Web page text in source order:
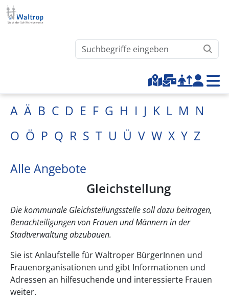
Direkt zum Inhalt
Waltrop.de durchsuchen
Top-Menu
A Ä B C D E F G H I J K L M N
O Ö P Q R S T U Ü V W X Y Z
Alle Angebote
Gleichstellung
Die kommunale Gleichstellungsstelle soll dazu beitragen,
Benachteiligungen von Frauen und Männern in der
Stadtverwaltung abzubauen.
Sie ist Anlaufstelle für Waltroper BürgerInnen und
Frauenorganisationen und gibt Informationen und
Adressen an hilfesuchende und interessierte Frauen
weiter.